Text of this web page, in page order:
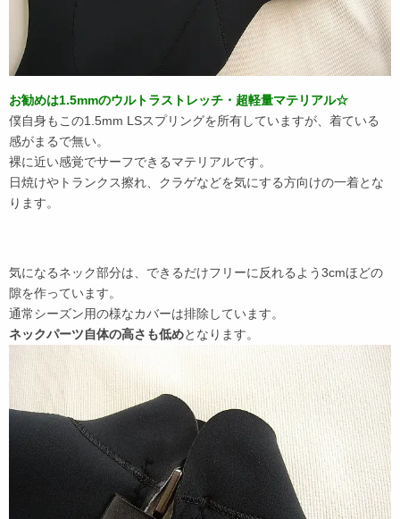
お勧めは1.5mmのウルトラストレッチ・超軽量マテリアル☆
僕自身もこの1.5mm LSスプリングを所有していますが、着ている
感がまるで無い。
裸に近い感覚でサーフできるマテリアルです。
日焼けやトランクス擦れ、クラゲなどを気にする方向けの一着とな
ります。
気になるネック部分は、できるだけフリーに反れるよう3cmほどの
隙を作っています。
通常シーズン用の様なカバーは排除しています。
ネックパーツ自体の高さも低めとなります。